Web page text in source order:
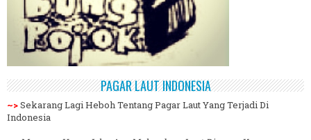
PAGAR LAUT INDONESIA
~>Sekarang Lagi Heboh Tentang Pagar Laut Yang Terjadi Di
Indonesia